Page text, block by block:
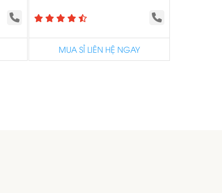
MUA SỈ LIÊN HỆ NGAY